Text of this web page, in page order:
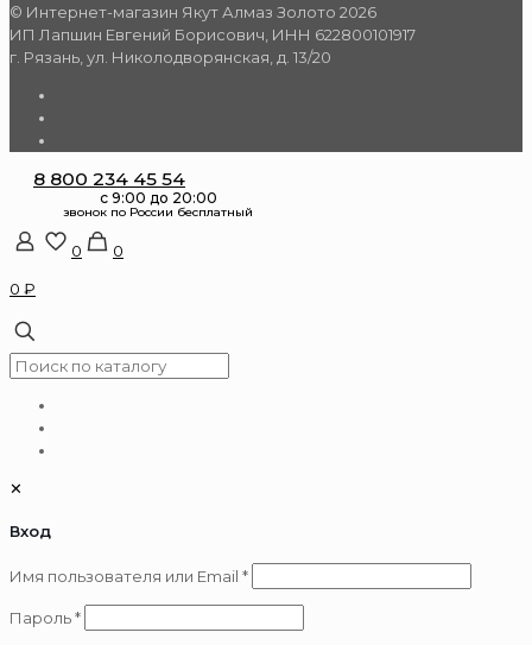
© Интернет-магазин Якут Алмаз Золото 2026
ИП Лапшин Евгений Борисович, ИНН 622800101917
г. Рязань, ул. Николодворянская, д. 13/20
8 800 234 45 54
0
0
0 ₽
✕
Вход
Имя пользователя или Email *Обязательно
Пароль*Обязательно